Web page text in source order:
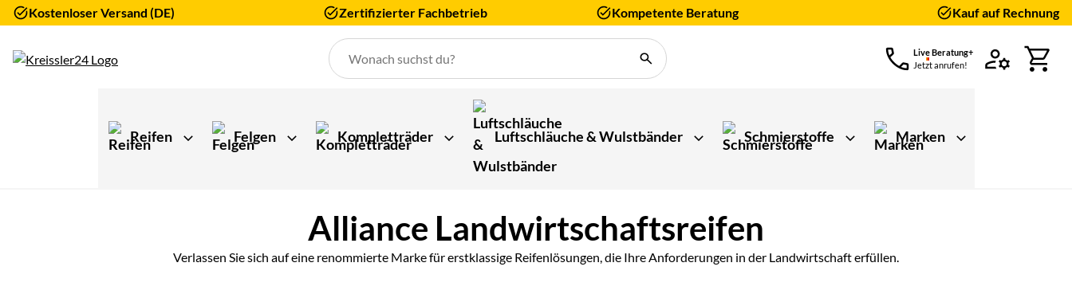
Kostenloser Versand (DE) Zertifizierter Fachbetrieb Kompetente Beratung Kauf auf Rechnung
Live Beratung+
Jetzt anrufen!
Reifen Felgen Kompletträder Luftschläuche & Wulstbänder Schmierstoffe Marken
Alliance Landwirtschaftsreifen
Verlassen Sie sich auf eine renommierte Marke für erstklassige Reifenlösungen, die Ihre Anforderungen in der Landwirtschaft erfüllen.